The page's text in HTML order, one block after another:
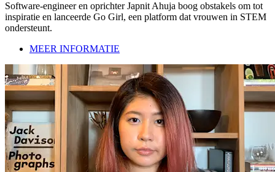
Software-engineer en oprichter Japnit Ahuja boog obstakels om tot
inspiratie en lanceerde Go Girl, een platform dat vrouwen in STEM
ondersteunt.
MEER INFORMATIE